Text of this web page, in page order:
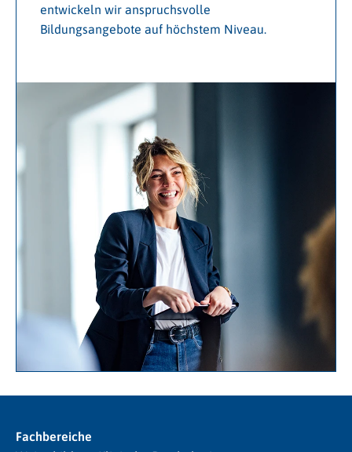
entwickeln wir anspruchsvolle
Bildungsangebote auf höchstem Niveau.
Fachbereiche